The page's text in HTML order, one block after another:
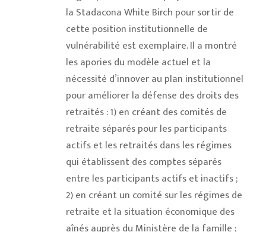
la Stadacona White Birch pour sortir de
cette position institutionnelle de
vulnérabilité est exemplaire. Il a montré
les apories du modèle actuel et la
nécessité d’innover au plan institutionnel
pour améliorer la défense des droits des
retraités : 1) en créant des comités de
retraite séparés pour les participants
actifs et les retraités dans les régimes
qui établissent des comptes séparés
entre les participants actifs et inactifs ;
2) en créant un comité sur les régimes de
retraite et la situation économique des
aînés auprès du Ministère de la famille ;